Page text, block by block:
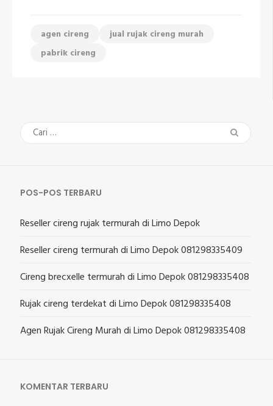
agen cireng
jual rujak cireng murah
pabrik cireng
Cari
untuk:
POS-POS TERBARU
Reseller cireng rujak termurah di Limo Depok
Reseller cireng termurah di Limo Depok 081298335409
Cireng brecxelle termurah di Limo Depok 081298335408
Rujak cireng terdekat di Limo Depok 081298335408
Agen Rujak Cireng Murah di Limo Depok 081298335408
KOMENTAR TERBARU